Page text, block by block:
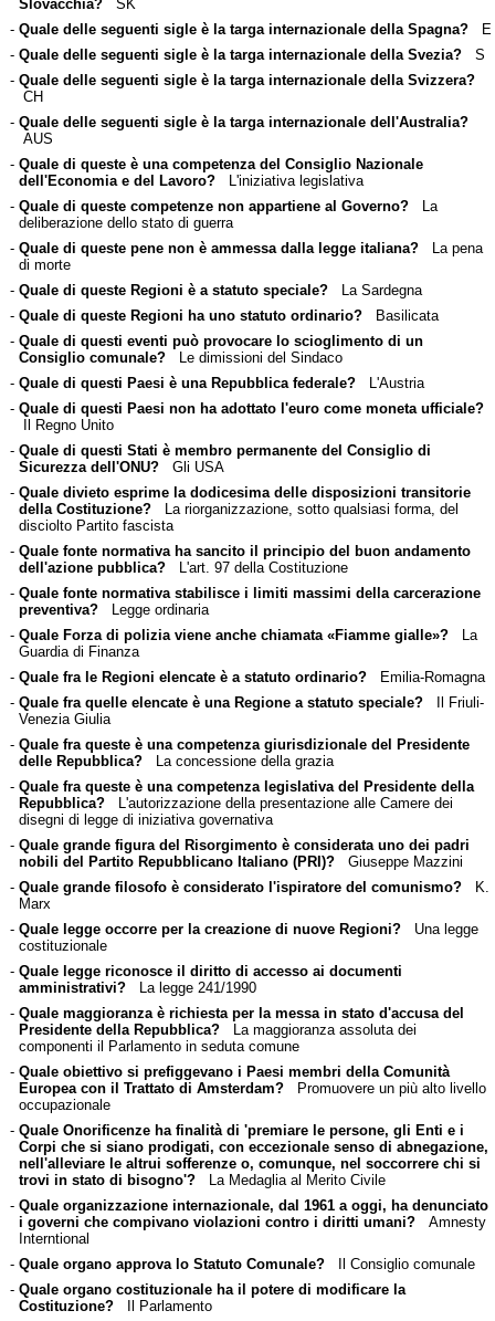
Slovacchia?SK
- Quale delle seguenti sigle è la targa internazionale della Spagna?E
- Quale delle seguenti sigle è la targa internazionale della Svezia?S
- Quale delle seguenti sigle è la targa internazionale della Svizzera?
CH
- Quale delle seguenti sigle è la targa internazionale dell'Australia?
AUS
- Quale di queste è una competenza del Consiglio Nazionale
dell'Economia e del Lavoro?L'iniziativa legislativa
- Quale di queste competenze non appartiene al Governo?La
deliberazione dello stato di guerra
- Quale di queste pene non è ammessa dalla legge italiana?La pena
di morte
- Quale di queste Regioni è a statuto speciale?La Sardegna
- Quale di queste Regioni ha uno statuto ordinario?Basilicata
- Quale di questi eventi può provocare lo scioglimento di un
Consiglio comunale?Le dimissioni del Sindaco
- Quale di questi Paesi è una Repubblica federale?L'Austria
- Quale di questi Paesi non ha adottato l'euro come moneta ufficiale?
Il Regno Unito
- Quale di questi Stati è membro permanente del Consiglio di
Sicurezza dell'ONU?Gli USA
- Quale divieto esprime la dodicesima delle disposizioni transitorie
della Costituzione?La riorganizzazione, sotto qualsiasi forma, del
disciolto Partito fascista
- Quale fonte normativa ha sancito il principio del buon andamento
dell'azione pubblica?L'art. 97 della Costituzione
- Quale fonte normativa stabilisce i limiti massimi della carcerazione
preventiva?Legge ordinaria
- Quale Forza di polizia viene anche chiamata «Fiamme gialle»?La
Guardia di Finanza
- Quale fra le Regioni elencate è a statuto ordinario?Emilia-Romagna
- Quale fra quelle elencate è una Regione a statuto speciale?Il Friuli-
Venezia Giulia
- Quale fra queste è una competenza giurisdizionale del Presidente
delle Repubblica?La concessione della grazia
- Quale fra queste è una competenza legislativa del Presidente della
Repubblica?L'autorizzazione della presentazione alle Camere dei
disegni di legge di iniziativa governativa
- Quale grande figura del Risorgimento è considerata uno dei padri
nobili del Partito Repubblicano Italiano (PRI)?Giuseppe Mazzini
- Quale grande filosofo è considerato l'ispiratore del comunismo?K.
Marx
- Quale legge occorre per la creazione di nuove Regioni?Una legge
costituzionale
- Quale legge riconosce il diritto di accesso ai documenti
amministrativi?La legge 241/1990
- Quale maggioranza è richiesta per la messa in stato d'accusa del
Presidente della Repubblica?La maggioranza assoluta dei
componenti il Parlamento in seduta comune
- Quale obiettivo si prefiggevano i Paesi membri della Comunità
Europea con il Trattato di Amsterdam?Promuovere un più alto livello
occupazionale
- Quale Onorificenze ha finalità di 'premiare le persone, gli Enti e i
Corpi che si siano prodigati, con eccezionale senso di abnegazione,
nell'alleviare le altrui sofferenze o, comunque, nel soccorrere chi si
trovi in stato di bisogno'?La Medaglia al Merito Civile
- Quale organizzazione internazionale, dal 1961 a oggi, ha denunciato
i governi che compivano violazioni contro i diritti umani?Amnesty
Interntional
- Quale organo approva lo Statuto Comunale?Il Consiglio comunale
- Quale organo costituzionale ha il potere di modificare la
Costituzione?Il Parlamento